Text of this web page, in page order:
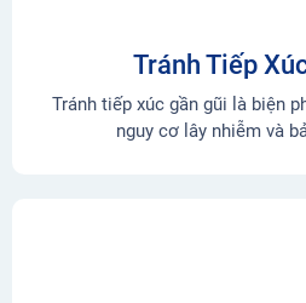
Tránh Tiếp
Tránh tiếp xúc gần gũi là biện
nguy cơ lây nhiễm và